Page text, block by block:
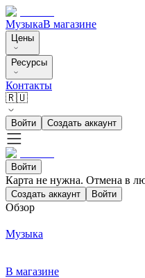
МузыкаВ магазине
Цены
Ресурсы
Контакты
🇷🇺
Войти Создать аккаунт
Войти
Карта не нужна. Отмена в
Создать аккаунт Войти
Обзор
Музыка
В магазине